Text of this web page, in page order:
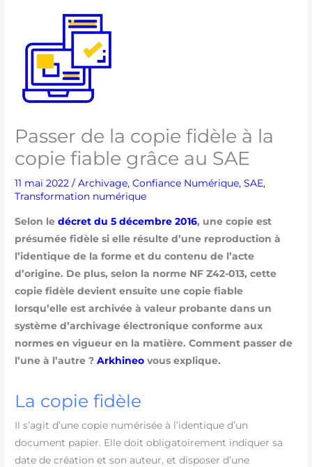
Passer de la copie fidèle à la
copie fiable grâce au SAE
11 mai 2022/Archivage,Confiance Numérique,SAE,
Transformation numérique
Selon ledécret du 5 décembre 2016, une copie est
présumée fidèle si elle résulte d’une reproduction à
l’identique de la forme et du contenu de l’acte
d’origine. De plus, selon la norme NF Z42-013, cette
copie fidèle devient ensuite une copie fiable
lorsqu’elle est archivée à valeur probante dans un
système d’archivage électronique conforme aux
normes en vigueur en la matière. Comment passer de
l’une à l’autre ?Arkhineo vous explique.
La copie fidèle
Il s’agit d’une copie numérisée à l’identique d’un
document papier. Elle doit obligatoirement indiquer sa
date de création et son auteur, et disposer d’une